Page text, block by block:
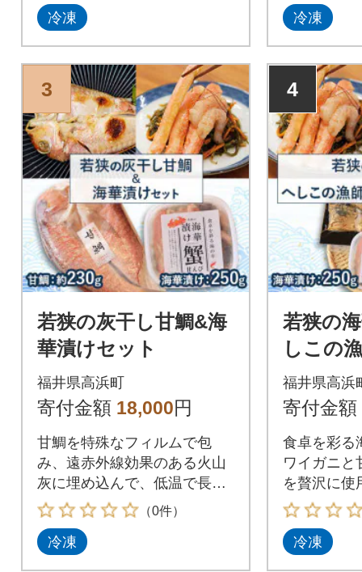
冷凍 冷凍
3
若狭の灰干し甘鯛&海
華漬けセット
福井県高浜町
寄付金額 18,000円
甘鯛を特殊なフィルムで包
み、遠赤外線効果のある火山
灰に埋め込んで、低温で長時
間寝かせる独特な製法
（0件）
冷凍
4
若狭の
しこの
みセッ
福井県高浜
寄付金額
食卓を彩る
ワイガニと
を贅沢に使
一年以上の
冷凍